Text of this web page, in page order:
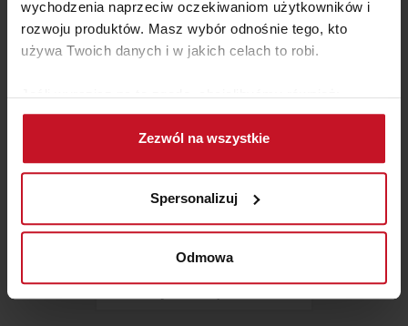
wychodzenia naprzeciw oczekiwaniom użytkowników i
rozwoju produktów. Masz wybór odnośnie tego, kto
używa Twoich danych i w jakich celach to robi.
Jeśli wyrazisz na to zgodę, chcielibyśmy również:
Gromadzić dane dotyczące Twojej lokalizacji
geograficznej z dokładnością nawet do kilku metrów
Identyfikować Twoje urządzenie, aktywnie
(fingerprinting, czyli wirtualny odcisk palca)
Dowiedz się więcej odnośnie tego, jak Twoje osobiste
dane są przetwarzane oraz ustaw własne preferencje w
zmienić lub wycofać swoją zgodę w dowolnej chwili.
Zezwól na wszystkie
Spersonalizuj
Odmowa
ZAPYTAJ O CENĘ W SALONIE